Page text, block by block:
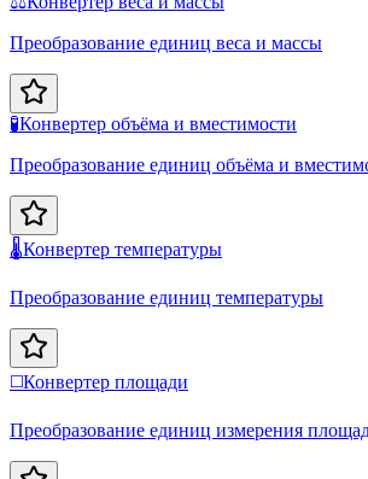
Преобразование единиц веса и массы
🧪Конвертер объёма и вместимости
Преобразование единиц объёма и
🌡️Конвертер температуры
Преобразование единиц температуры
◻️Конвертер площади
Преобразование единиц измерения